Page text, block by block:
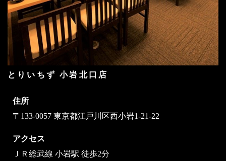
とりいちず 小岩北口店
住所
〒133-0057 東京都江戸川区西小岩1-21-22
アクセス
ＪＲ総武線 小岩駅 徒歩2分